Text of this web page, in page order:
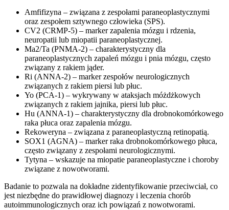
Amfifizyna – związana z zespołami paraneoplastycznymi
oraz zespołem sztywnego człowieka (SPS).
CV2 (CRMP-5) – marker zapalenia mózgu i rdzenia,
neuropatii lub miopatii paraneoplastycznej.
Ma2/Ta (PNMA-2) – charakterystyczny dla
paraneoplastycznych zapaleń mózgu i pnia mózgu, często
związany z rakiem jąder.
Ri (ANNA-2) – marker zespołów neurologicznych
związanych z rakiem piersi lub płuc.
Yo (PCA-1) – wykrywany w ataksjach móżdżkowych
związanych z rakiem jajnika, piersi lub płuc.
Hu (ANNA-1) – charakterystyczny dla drobnokomórkowego
raka płuca oraz zapalenia mózgu.
Rekoweryna – związana z paraneoplastyczną retinopatią.
SOX1 (AGNA) – marker raka drobnokomórkowego płuca,
często związany z zespołami neurologicznymi.
Tytyna – wskazuje na miopatie paraneoplastyczne i choroby
związane z nowotworami.
Badanie to pozwala na dokładne zidentyfikowanie przeciwciał, co
jest niezbędne do prawidłowej diagnozy i leczenia chorób
autoimmunologicznych oraz ich powiązań z nowotworami.